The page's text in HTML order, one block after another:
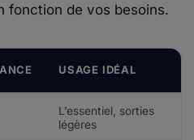
fonction de vos besoins.
USAGE IDÉAL
L’essentiel, sorties
légères